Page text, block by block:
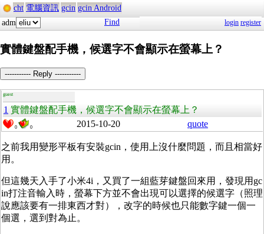
cht 電腦資訊 gcin gcin Android
adm
Find login register
實體鍵盤配手機，候選字不會顯示在螢幕上？
----------- Reply -----------
guest
1 實體鍵盤配手機，候選字不會顯示在螢幕上？
0 0 2015-10-20 quote
之前我用變形平板有安裝gcin，使用上沒什麼問題，而且相當好
用。
但這幾天入手了小米4i，又買了一組藍芽鍵盤回來用，發現用gc
in打注音輸入時，螢幕下方並不會出現可以選擇的候選字（照理
說應該要有一排東西才對），改字的時候也只能數字鍵一個一
個選，選到對為止。